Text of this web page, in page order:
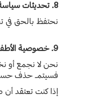
8. تحديثات سياسة الخصوصية
نحتفظ بالحق في
9. خصوصية الأطفال
نحن لا نجمع أو
فسيتم حذف
إذا كنت تعتقد أن